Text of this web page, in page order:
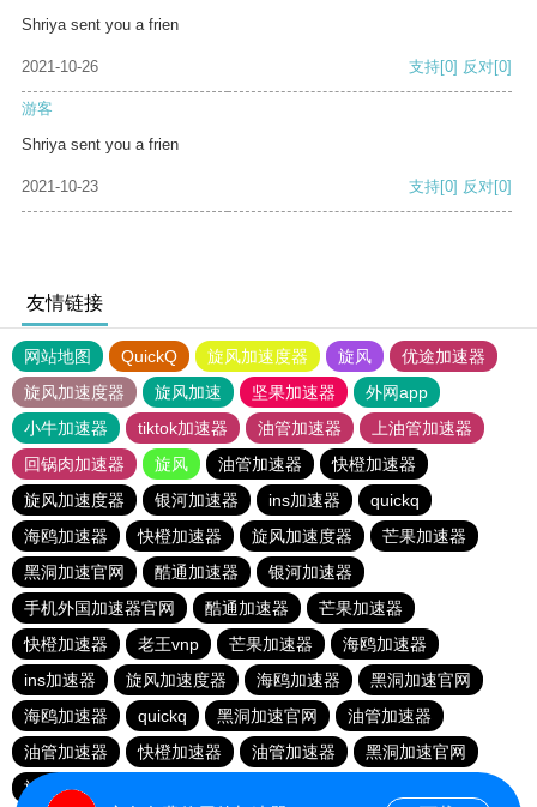
Shriya sent you a frien
2021-10-26 支持[0] 反对[0]
游客
Shriya sent you a frien
2021-10-23 支持[0] 反对[0]
友情链接
网站地图 QuickQ 旋风加速度器 旋风
优途加速器
旋风加速度器
旋风加速 坚果加速器
外网app
小牛加速器
tiktok加速器 油管加速器
上油管加速器
回锅肉加速器
旋风 油管加速器
快橙加速器
旋风加速度器
银河加速器 ins加速器
quickq
海鸥加速器
快橙加速器 旋风加速度器
芒果加速器
黑洞加速官网
酷通加速器
银河加速器
手机外国加速器官网
酷通加速器
芒果加速器
快橙加速器
老王vnp 芒果加速器
海鸥加速器
ins加速器
旋风加速度器 海鸥加速器
黑洞加速官网
海鸥加速器
quickq 黑洞加速官网
油管加速器
油管加速器
快橙加速器 油管加速器
黑洞加速官网
旋风加速度器